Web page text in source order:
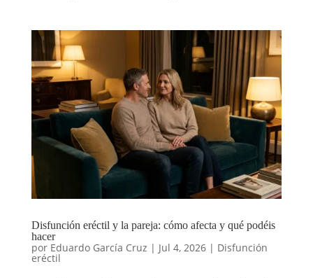
Disfunción eréctil y la pareja: cómo afecta y qué podéis
hacer
por Eduardo García Cruz | Jul 4, 2026| Disfunción
eréctil